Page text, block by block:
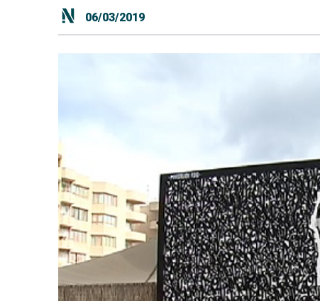
06/03/2019